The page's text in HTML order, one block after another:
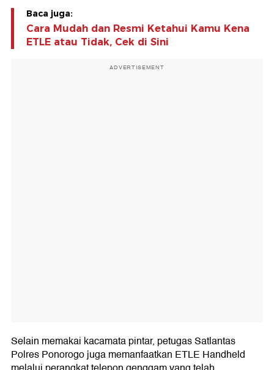
Baca juga:
Cara Mudah dan Resmi Ketahui Kamu Kena
ETLE atau Tidak, Cek di Sini
ADVERTISEMENT
Selain memakai kacamata pintar, petugas Satlantas
Polres Ponorogo juga memanfaatkan ETLE Handheld